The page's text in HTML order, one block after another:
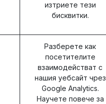
изтриете тези
бисквитки.
Разберете как
посетителите
взаимодействат с
нашия уебсайт чрез
Google Analytics.
Научете повече за